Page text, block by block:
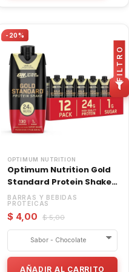
-20%
OPTIMUM NUTRITION
Optimum Nutrition Gold
Standard Protein Shake
11 Oz
BARRAS Y BEBIDAS
PROTEICAS
$ 4,00 $ 5,00
AÑADIR AL CARRITO
FILTRO